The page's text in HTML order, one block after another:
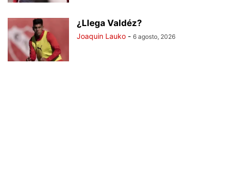
¿Llega Valdéz?
Joaquin Lauko - 6 agosto, 2026